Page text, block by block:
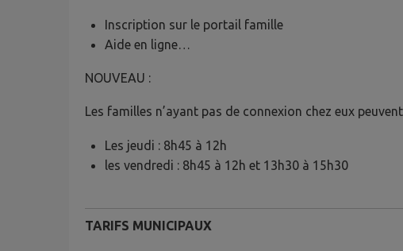
Inscription sur le portail famille
Aide en ligne…
NOUVEAU :
Les familles n’ayant pas de connexion chez eux
Les jeudi : 8h45 à 12h
les vendredi : 8h45 à 12h et 13h30 à 15h30
TARIFS MUNICIPAUX